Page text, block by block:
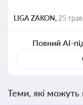
LIGA ZAKON, 25
Повний AI-
Теми, які можуть